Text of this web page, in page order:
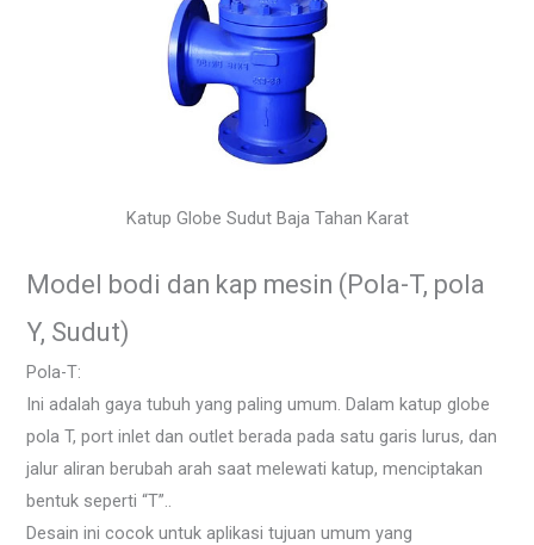
Katup Globe Sudut Baja Tahan Karat
Model bodi dan kap mesin (Pola-T, pola
Y, Sudut)
Pola-T:
Ini adalah gaya tubuh yang paling umum. Dalam katup globe
pola T, port inlet dan outlet berada pada satu garis lurus, dan
jalur aliran berubah arah saat melewati katup, menciptakan
bentuk seperti “T”..
Desain ini cocok untuk aplikasi tujuan umum yang